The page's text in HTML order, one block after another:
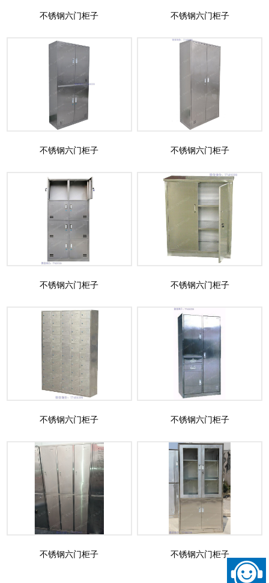
不锈钢六门柜子 不锈钢六门柜子
不锈钢六门柜子 不锈钢六门柜子
不锈钢六门柜子 不锈钢六门柜子
不锈钢六门柜子 不锈钢六门柜子
不锈钢六门柜子 不锈钢六门柜子